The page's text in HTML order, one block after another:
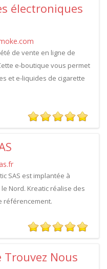
électroniques
de vente en ligne de
e-boutique vous permet
et e-liquides de cigarette
SAS est implantée à
Nord. Kreatic réalise des
référencement.
Nous